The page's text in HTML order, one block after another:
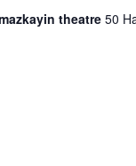
theatre50